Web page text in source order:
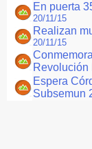
En puerta
20/11/15
Realizan
20/11/15
Revolución
Espera
Subsemun